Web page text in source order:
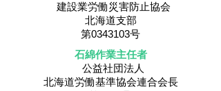
建設業労働災害防止協会
北海道支部
第0343103号
石綿作業主任者
公益社団法人
​北海道労働基準協会連合会長